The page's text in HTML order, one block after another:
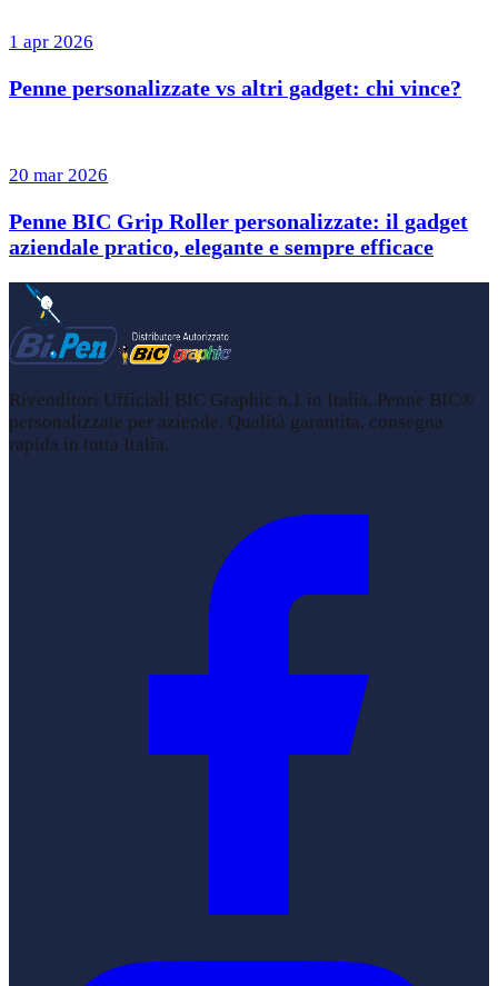
1 apr 2026
Penne personalizzate vs altri gadget: chi vince?
20 mar 2026
Penne BIC Grip Roller personalizzate: il gadget
aziendale pratico, elegante e sempre efficace
Rivenditori Ufficiali BIC Graphic n.1 in Italia. Penne BIC®
personalizzate per aziende. Qualità garantita, consegna
rapida in tutta Italia.